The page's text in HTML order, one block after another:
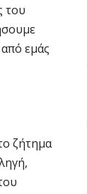
του
εμάς
ζήτημα